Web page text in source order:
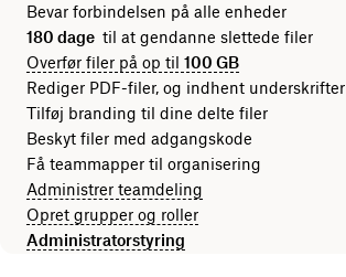
Bevar forbindelsen på alle enheder
180 dage til at gendanne slettede filer
Overfør filer på op til 100 GB
Rediger PDF-filer, og indhent underskrifter
Tilføj branding til dine delte filer
Beskyt filer med adgangskode
Få teammapper til organisering
Administrer teamdeling
Opret grupper og roller
Administratorstyring